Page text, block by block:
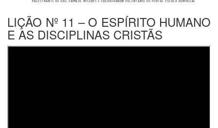
LIÇÃO Nº 11 – O ESPÍRITO HUMANO
E AS DISCIPLINAS CRISTÃS